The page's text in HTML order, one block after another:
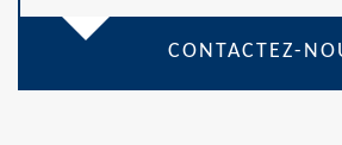
CONTACTEZ-